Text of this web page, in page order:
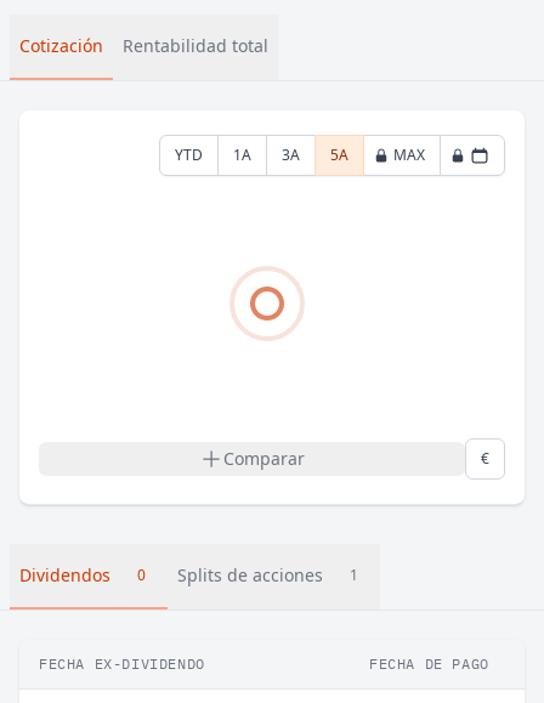
Cotización Rentabilidad total
YTD 1A 3A 5A MAX
Comparar €
Dividendos 0 Splits de acciones 1
FECHA EX-DIVIDENDO FECHA DE PAGO